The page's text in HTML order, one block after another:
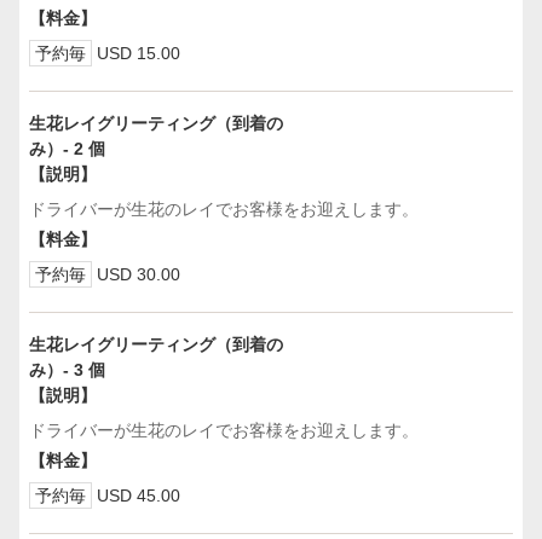
【料金】
予約毎
USD 15.00
生花レイグリーティング（到着の
み）- 2 個
【説明】
ドライバーが生花のレイでお客様をお迎えします。
【料金】
予約毎
USD 30.00
生花レイグリーティング（到着の
み）- 3 個
【説明】
ドライバーが生花のレイでお客様をお迎えします。
【料金】
予約毎
USD 45.00